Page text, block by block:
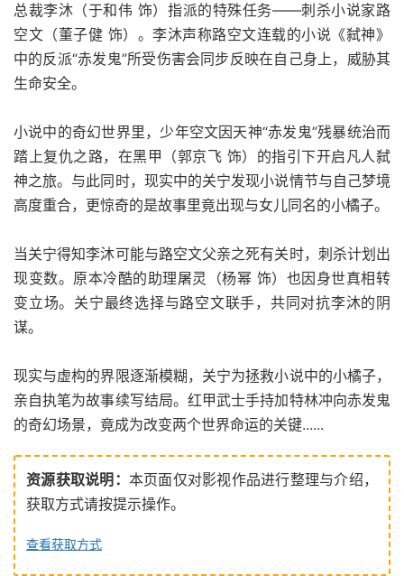
总裁李沐（于和伟 饰）指派的特殊任务——刺杀小说家路
空文（董子健 饰）。李沐声称路空文连载的小说《弑神》
中的反派“赤发鬼”所受伤害会同步反映在自己身上，威胁其
生命安全。
小说中的奇幻世界里，少年空文因天神“赤发鬼”残暴统治而
踏上复仇之路，在黑甲（郭京飞 饰）的指引下开启凡人弑
神之旅。与此同时，现实中的关宁发现小说情节与自己梦境
高度重合，更惊奇的是故事里竟出现与女儿同名的小橘子。
当关宁得知李沐可能与路空文父亲之死有关时，刺杀计划出
现变数。原本冷酷的助理屠灵（杨幂 饰）也因身世真相转
变立场。关宁最终选择与路空文联手，共同对抗李沐的阴
谋。
现实与虚构的界限逐渐模糊，关宁为拯救小说中的小橘子，
亲自执笔为故事续写结局。红甲武士手持加特林冲向赤发鬼
的奇幻场景，竟成为改变两个世界命运的关键......
资源获取说明： 本页面仅对影视作品进行整理与介绍，
获取方式请按提示操作。
查看获取方式